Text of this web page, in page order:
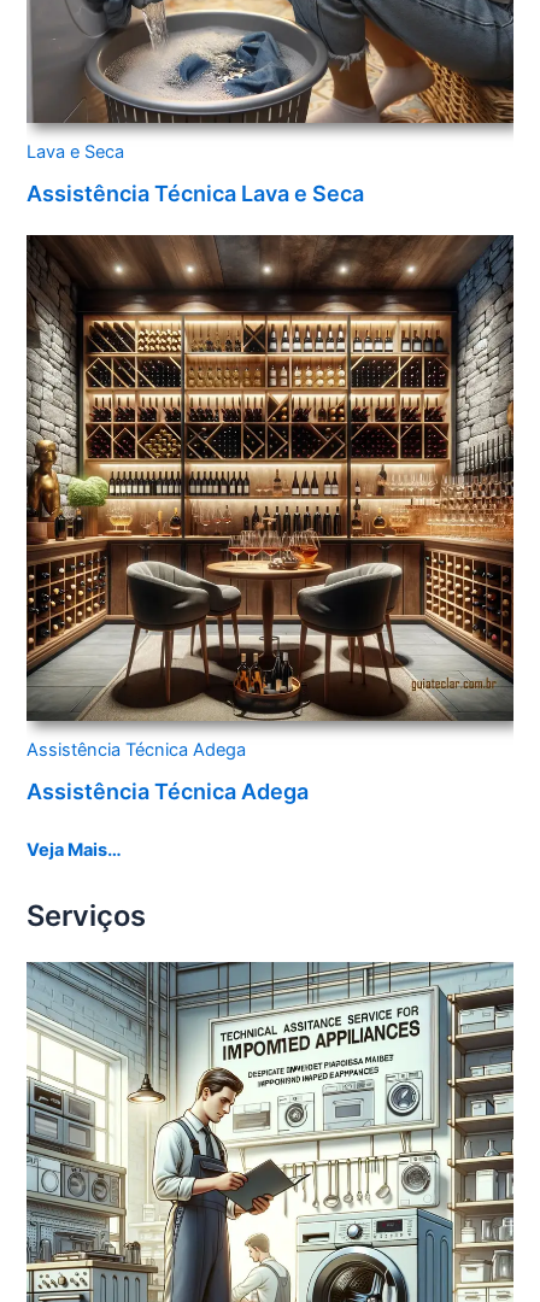
Lava e Seca
Assistência Técnica Lava e Seca
Assistência Técnica Adega
Assistência Técnica Adega
Veja Mais…
Serviços